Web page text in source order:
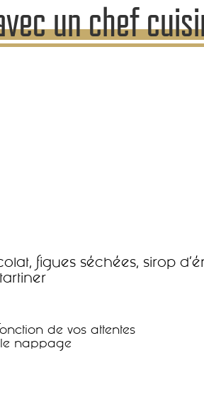
un chef
figues séchées, sirop
de vos attentes
le nappage